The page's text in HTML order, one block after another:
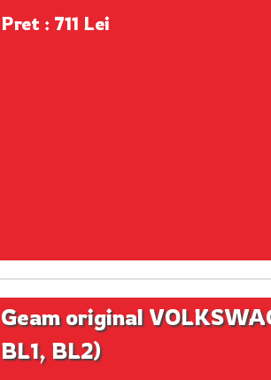
Pret : 711 Lei
Geam original
BL1, BL2)